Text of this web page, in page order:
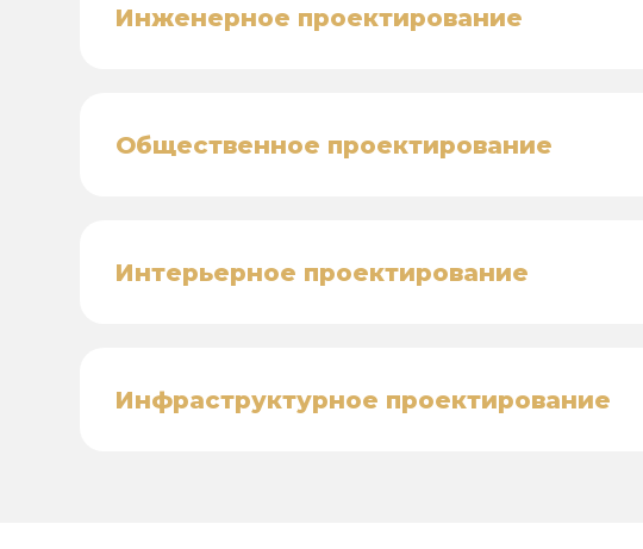
Инженерное проектирование
Общественное проектирование
Интерьерное проектирование
Инфраструктурное проектирование